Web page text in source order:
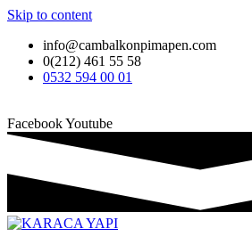
Skip to content
info@cambalkonpimapen.com
0(212) 461 55 58
0532 594 00 01
FacebookYoutube